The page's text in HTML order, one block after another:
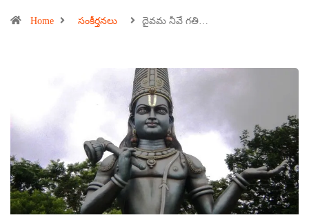
Home సంకీర్తనలు దైవమ నీవే గతి…